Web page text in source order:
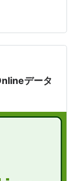
日限定と表
と無期限(?)
事ではその
この記事に
ますの…データ